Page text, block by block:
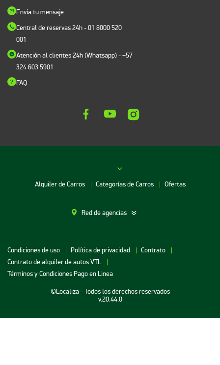
Envía tu mensaje
Central de reservas 24h- 01 8000 520
001
Atención al clientes 24h (Whatsapp)- +57
324 603 5901
FAQ
Alquiler de Carros Categorías de Carros Ofertas
Red de agencias
Alquiler de Carros en Bucaramanga
Alquiler de Carros en Cartagena
Alquiler de Carros en Neiva
Alquiler de Carros en Santa Marta
Condiciones de uso Política de privacidad
Contrato
Contrato de alquiler de autos VTL
Términos y Condiciones Pago en Linea
©Localiza - Todos los derechos reservados
v.20.44.0